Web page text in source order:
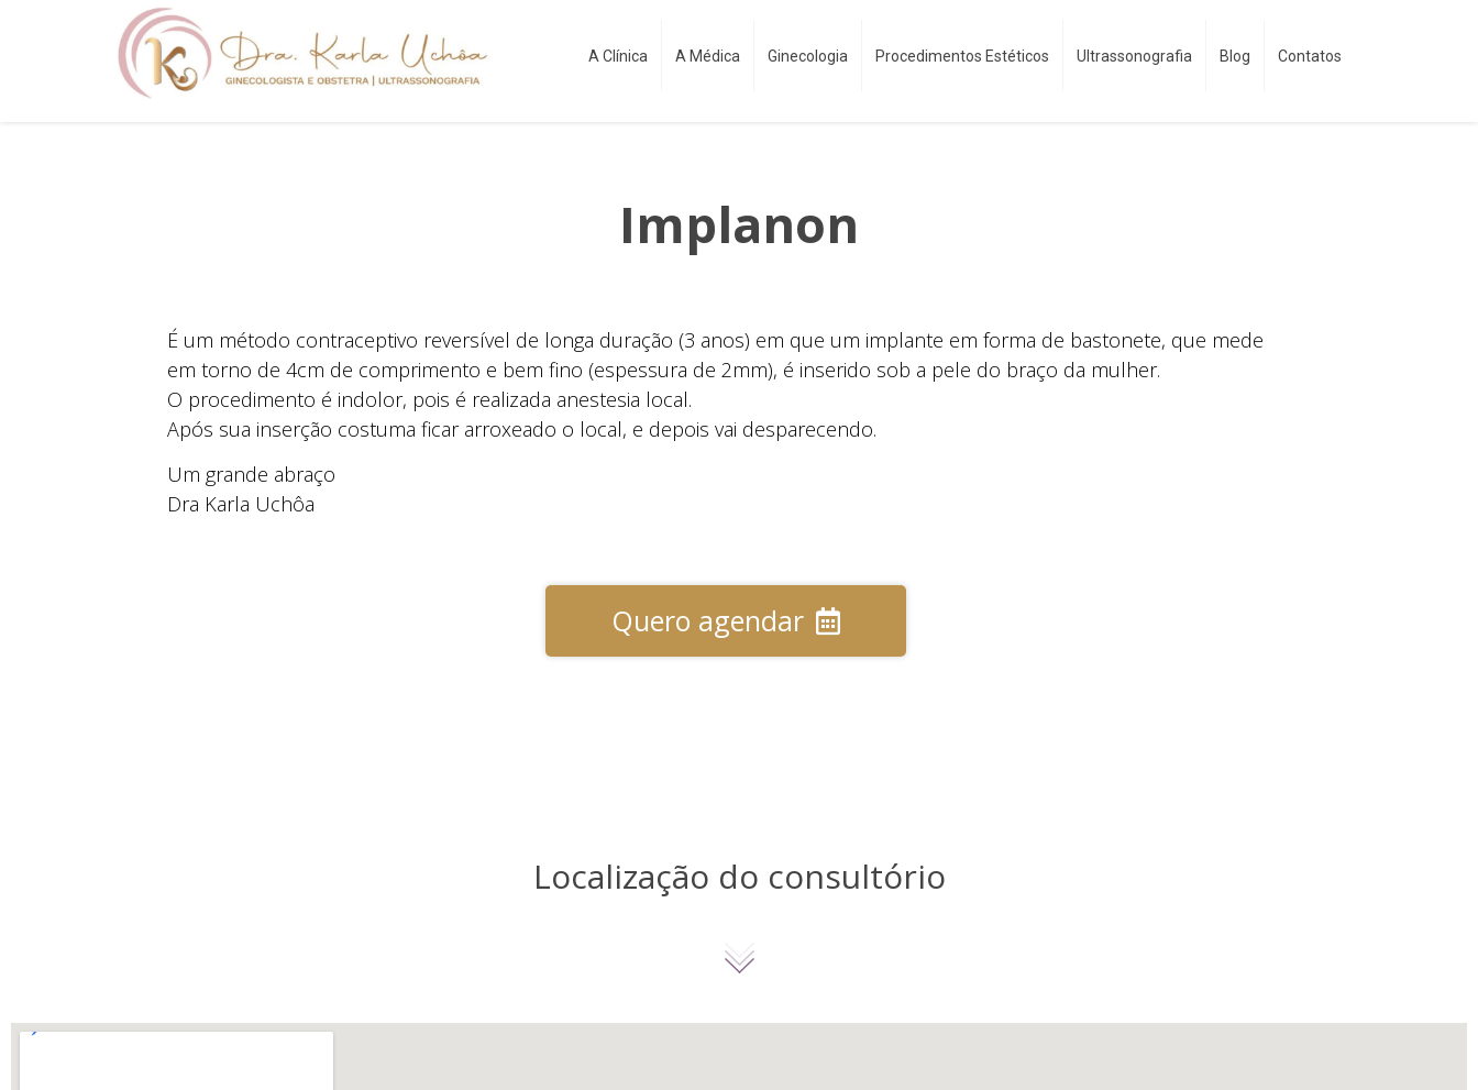
A Clínica A Médica Ginecologia Procedimentos Estéticos Ultrassonografia Blog Contatos
Implanon
É um método contraceptivo reversível de longa duração (3 anos) em que um implante em forma de bastonete, que mede
em torno de 4cm de comprimento e bem fino (espessura de 2mm), é inserido sob a pele do braço da mulher.
O procedimento é indolor, pois é realizada anestesia local.
Após sua inserção costuma ficar arroxeado o local, e depois vai desparecendo.
Um grande abraço
Dra Karla Uchôa
Quero agendar
Localização do consultório